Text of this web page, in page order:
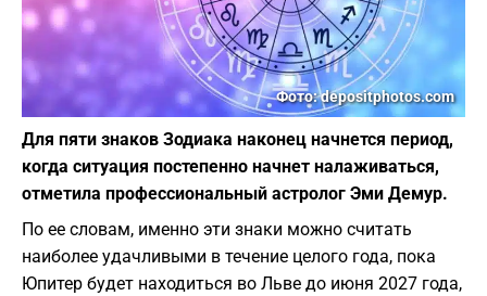
Фото: depositphotos.com
Для пяти знаков Зодиака наконец начнется период,
когда ситуация постепенно начнет налаживаться,
отметила профессиональный астролог Эми Демур.
По ее словам, именно эти знаки можно считать
наиболее удачливыми в течение целого года, пока
Юпитер будет находиться во Льве до июня 2027 года,